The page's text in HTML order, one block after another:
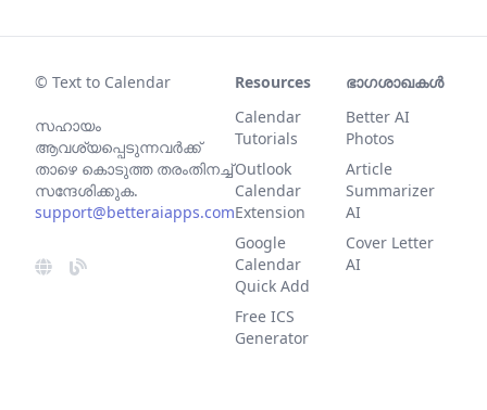
© Text to Calendar
സഹായം
ആവശ്യപ്പെടുന്നവര്‍ക്ക്
താഴെ കൊടുത്ത തരംതിനച്ച്
സന്ദേശിക്കുക.
support@betteraiapps.com
Resources
Calendar
Tutorials
Outlook
Calendar
Extension
Google
Calendar
Quick Add
Free ICS
Generator
ഭാഗശാഖകൾ
Better AI
Photos
Article
Summarizer
AI
Cover Letter
AI